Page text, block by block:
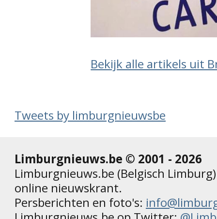
Bekijk alle artikels uit
Tweets by limburgnieuwsbe
Limburgnieuws.be © 2001 - 2026
Limburgnieuws.be (Belgisch
online nieuwskrant.
Persberichten en foto's: